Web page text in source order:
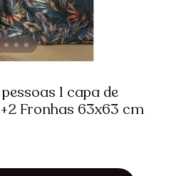
1 capa de
Fronhas 63x63 cm